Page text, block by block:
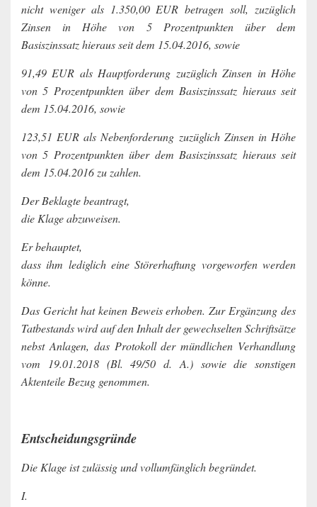
nicht weniger als 1.350,00 EUR betragen soll, zuzüglich
Zinsen in Höhe von 5 Prozentpunkten über dem
Basiszinssatz hieraus seit dem 15.04.2016, sowie
91,49 EUR als Hauptforderung zuzüglich Zinsen in Höhe
von 5 Prozentpunkten über dem Basiszinssatz hieraus seit
dem 15.04.2016, sowie
123,51 EUR als Nebenforderung zuzüglich Zinsen in Höhe
von 5 Prozentpunkten über dem Basiszinssatz hieraus seit
dem 15.04.2016 zu zahlen.
Der Beklagte beantragt,
die Klage abzuweisen.
Er behauptet,
dass ihm lediglich eine Störerhaftung vorgeworfen werden
könne.
Das Gericht hat keinen Beweis erhoben. Zur Ergänzung des
Tatbestands wird auf den Inhalt der gewechselten Schriftsätze
nebst Anlagen, das Protokoll der mündlichen Verhandlung
vom 19.01.2018 (Bl. 49/50 d. A.) sowie die sonstigen
Aktenteile Bezug genommen.
Entscheidungsgründe
Die Klage ist zulässig und vollumfänglich begründet.
I.